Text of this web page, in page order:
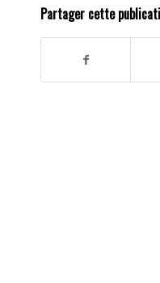
Partager cette